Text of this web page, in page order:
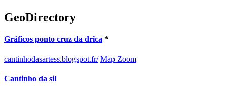
GeoDirectory
Gráficos ponto cruz da drica *
cantinhodasartess.blogspot.fr/ Map Zoom
Cantinho da sil